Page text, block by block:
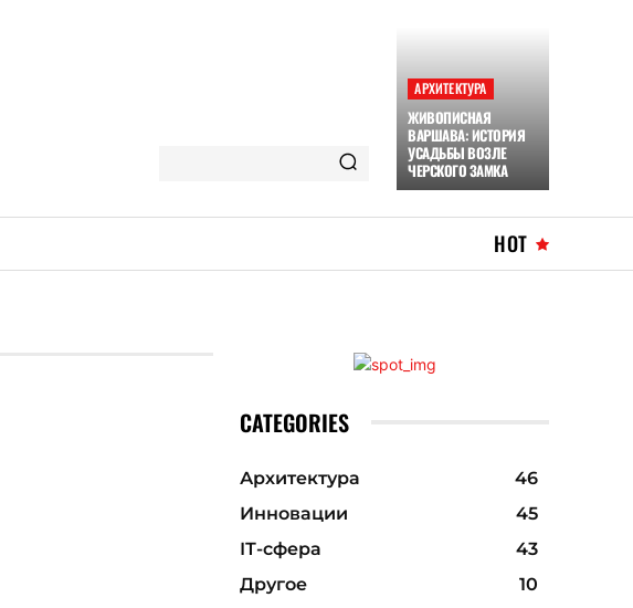
АРХИТЕКТУРА
ЖИВОПИСНАЯ
ВАРШАВА: ИСТОРИЯ
УСАДЬБЫ ВОЗЛЕ
ЧЕРСКОГО ЗАМКА
HOT
CATEGORIES
Архитектура
46
Инновации
45
ІТ-сфера
43
Другое
10